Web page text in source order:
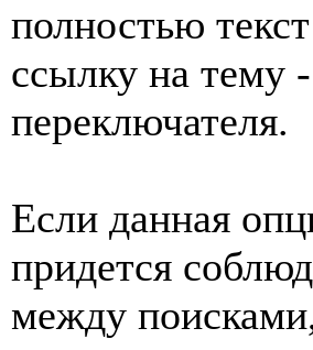
полностью
ссылку на тему
переключателя.
Если данная
придется
между